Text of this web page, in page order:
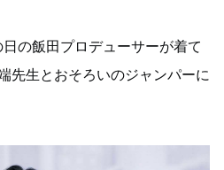
の飯田プロデューサーが着て
先生とおそろいのジャンパーに